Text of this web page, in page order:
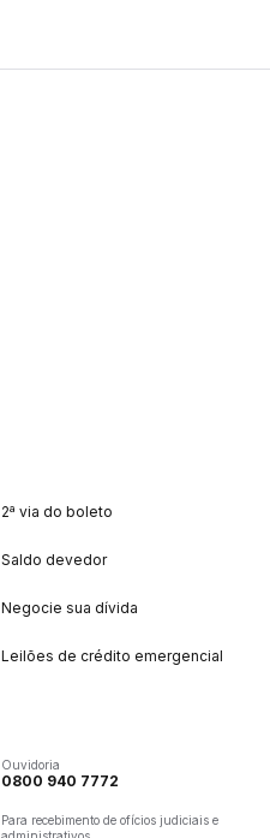
2ª via do boleto
Saldo devedor
Negocie sua dívida
Leilões de crédito emergencial
Ouvidoria
0800 940 7772
Para recebimento de ofícios judiciais e